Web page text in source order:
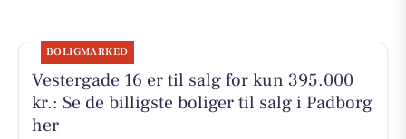
BOLIGMARKED
Vestergade 16 er til salg for kun 395.000
kr.: Se de billigste boliger til salg i Padborg
her